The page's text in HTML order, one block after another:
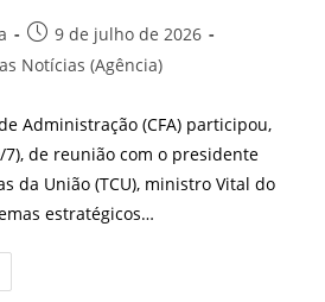
Post
publicado:
9 de julho de 2026
Notícias (Agência)
Administração (CFA) participou,
de reunião com o presidente
da União (TCU), ministro Vital do
estratégicos…